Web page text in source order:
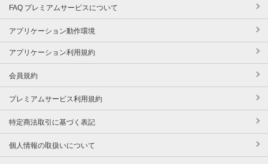
FAQ プレミアムサービスについて
アプリケーション動作環境
アプリケーション利用規約
会員規約
プレミアムサービス利用規約
特定商法取引に基づく表記
個人情報の取扱いについて